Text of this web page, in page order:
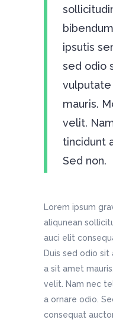
ipsutis
sed odio
vulputate
mauris.
velit.
tincidunt
Sed non.
Lorem ipsum
aliqunean
auci elit
Duis sed odio
a sit amet
velit. Nam nec
a ornare odio.
consequat